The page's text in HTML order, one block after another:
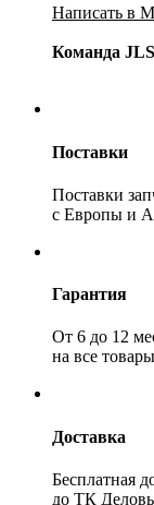
Написать
Команда
Поставки
Поставки
с Европы и
Гарантия
От 6 до 12
на все товары
Доставка
Бесплатная
до ТК